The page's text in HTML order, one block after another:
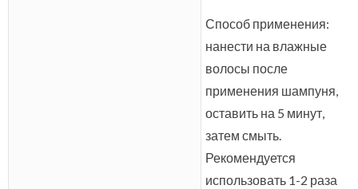
Способ применения:
нанести на влажные
волосы после
применения шампуня,
оставить на 5 минут,
затем смыть.
Рекомендуется
использовать 1-2 раза